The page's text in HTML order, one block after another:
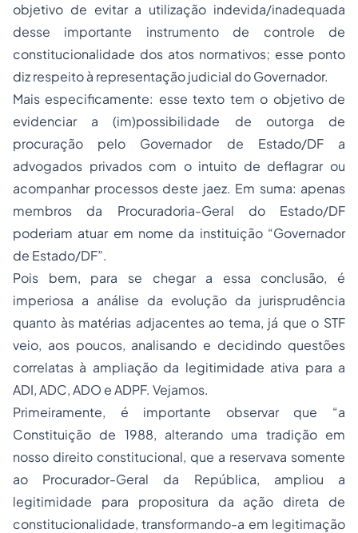
objetivo de evitar a utilização indevida/inadequada
desse importante instrumento de controle de
constitucionalidade dos atos normativos; esse ponto
diz respeito à representação judicial do Governador.
Mais especificamente: esse texto tem o objetivo de
evidenciar a (im)possibilidade de outorga de
procuração pelo Governador de Estado/DF a
advogados privados com o intuito de deflagrar ou
acompanhar processos deste jaez. Em suma: apenas
membros da Procuradoria-Geral do Estado/DF
poderiam atuar em nome da instituição “Governador
de Estado/DF”.
Pois bem, para se chegar a essa conclusão, é
imperiosa a análise da evolução da jurisprudência
quanto às matérias adjacentes ao tema, já que o STF
veio, aos poucos, analisando e decidindo questões
correlatas à ampliação da legitimidade ativa para a
ADI, ADC, ADO e ADPF. Vejamos.
Primeiramente, é importante observar que “a
Constituição de 1988, alterando uma tradição em
nosso direito constitucional, que a reservava somente
ao Procurador-Geral da República, ampliou a
legitimidade para propositura da ação direta de
constitucionalidade, transformando-a em legitimação